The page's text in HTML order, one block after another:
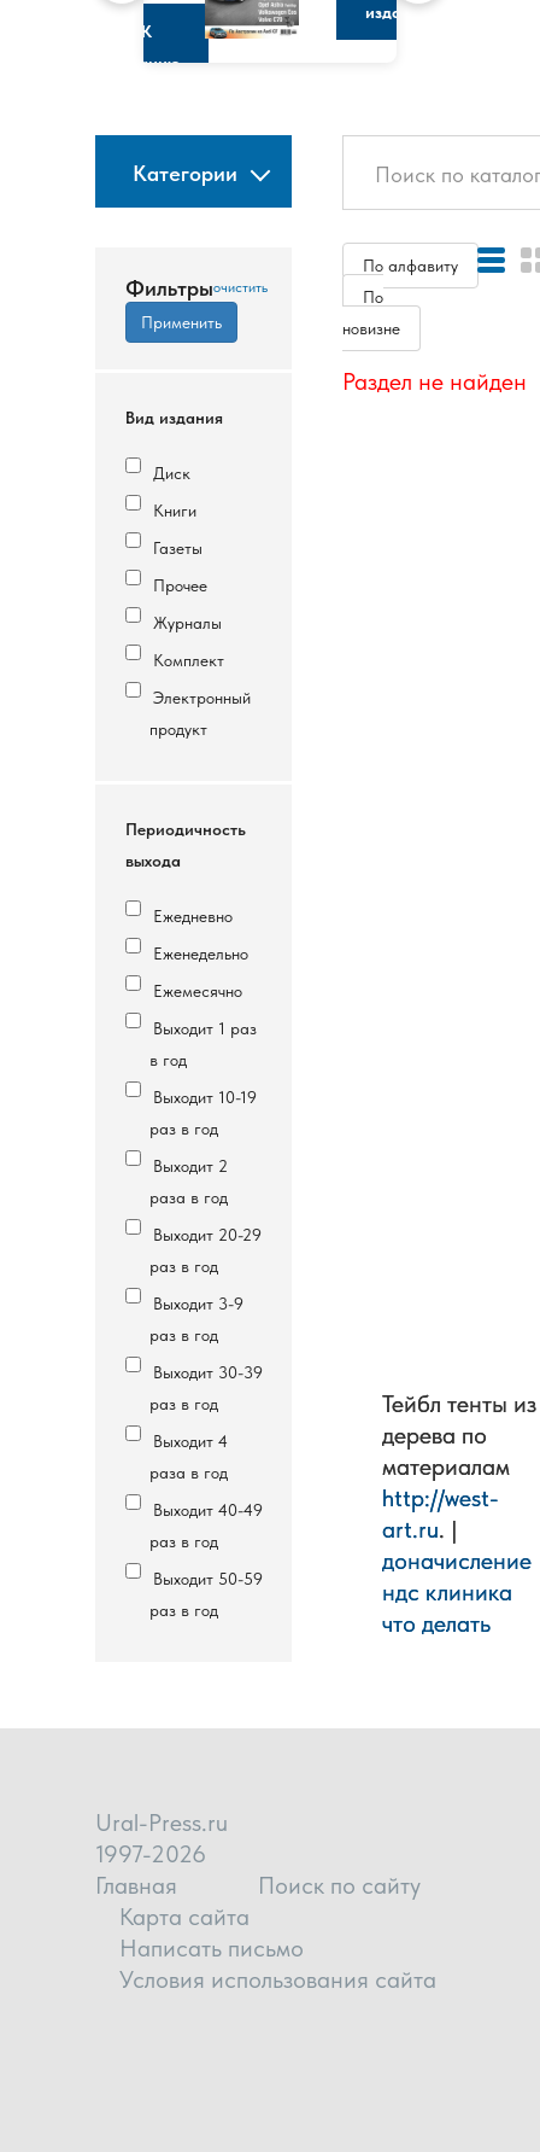
Тейбл тенты из
дерева по
материалам
http://west-
art.ru. |
доначисление
ндс клиника
что делать
Тейбл тенты из
дерева по
материалам
http://west-
art.ru. |
доначисление
ндс клиника
что делать
К
изданию
изданию
Категории
Фильтры
Вид издания
Диск
Книги
Газеты
Прочее
Журналы
Комплект
Электронный
продукт
Периодичность
выхода
Ежедневно
Еженедельно
Ежемесячно
Выходит 1 раз
в год
Выходит 10-19
раз в год
Выходит 2
раза в год
Выходит 20-29
раз в год
Выходит 3-9
раз в год
Выходит 30-39
раз в год
Выходит 4
раза в год
Выходит 40-49
раз в год
Выходит 50-59
раз в год
По алфавиту
По
новизне
Раздел не найден
Ural-Press.ru
1997-2026
Главная
Поиск по сайту
Карта сайта
Написать письмо
Условия использования сайта